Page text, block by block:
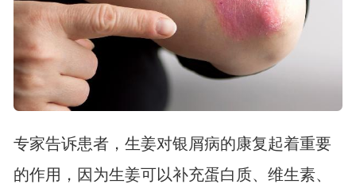
专家告诉患者，生姜对银屑病的康复起着重要
的作用，因为生姜可以补充蛋白质、维生素、